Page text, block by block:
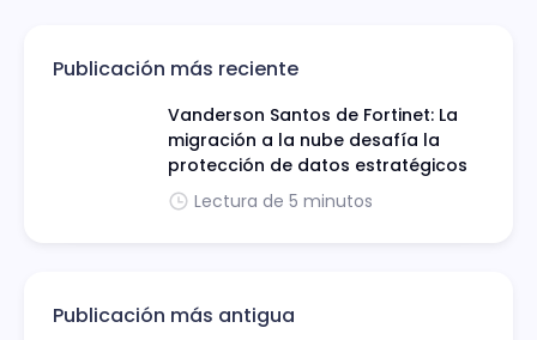
Publicación más reciente
Vanderson Santos de Fortinet: La
migración a la nube desafía la
protección de datos estratégicos
Lectura de 5 minutos
Publicación más antigua